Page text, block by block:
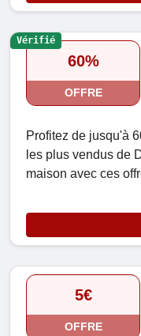
60%
OFFRE
Profitez de jusqu'à
les plus vendus de
maison avec ces
Vérifié
5€
OFFRE